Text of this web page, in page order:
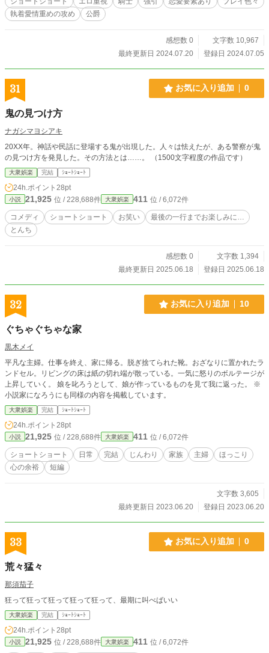
執着愛情重めの攻め
公爵
感想数 0
文字数 10,967
最終更新日 2024.07.20
登録日 2024.07.05
31 お気に入り追加 0
鬼の見つけ方
ナガシマヨシアキ
20XX年。神話や民話に登場する鬼が出現した。人々は怯えたが、ある警察が鬼
の見つけ方を発見した。その方法とは……。 （1500文字程度の作品です）
大衆娯楽 完結 ｼｮｰﾄｼｮｰﾄ
24h.ポイント 28pt
小説 21,925 位 / 228,688件 大衆娯楽 411 位 / 6,072件
コメディ ショートショート お笑い
最後の一行までお楽しみに…
とんち
感想数 0
文字数 1,394
最終更新日 2025.06.18
登録日 2025.06.18
32 お気に入り追加 10
ぐちゃぐちゃな家
黒木メイ
平凡な主婦。仕事を終え、家に帰る。脱ぎ捨てられた靴。おざなりに置かれたラ
ンドセル。リビングの床は紙の切れ端が散っている。一気に怒りのボルテージが
上昇していく。 娘を叱ろうとして、娘が作っているものを見て我に返った。 ※
小説家になろうにも同様の内容を掲載しています。
大衆娯楽 完結 ｼｮｰﾄｼｮｰﾄ
24h.ポイント 28pt
小説 21,925 位 / 228,688件 大衆娯楽 411 位 / 6,072件
ショートショート 日常 完結 じんわり 家族 主婦
ほっこり
心の余裕
短編
文字数 3,605
最終更新日 2023.06.20
登録日 2023.06.20
33 お気に入り追加 0
荒々猛々
那須茄子
狂って狂って狂って狂って狂って、最期に叫べばいい
大衆娯楽 完結 ｼｮｰﾄｼｮｰﾄ
24h.ポイント 28pt
小説 21,925 位 / 228,688件 大衆娯楽 411 位 / 6,072件